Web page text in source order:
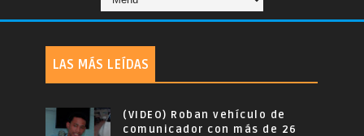
LAS MÁS LEÍDAS
(VIDEO) Roban vehículo de
comunicador con más de 26